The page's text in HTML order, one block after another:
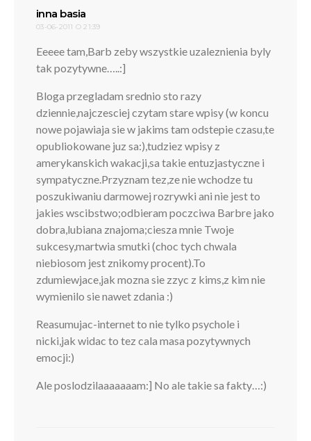
inna basia
03-06-2011 O 21:39
Eeeee tam,Barb zeby wszystkie uzaleznienia byly
tak pozytywne…..:]
Bloga przegladam srednio sto razy
dziennie,najczesciej czytam stare wpisy (w koncu
nowe pojawiaja sie w jakims tam odstepie czasu,te
opubliokowane juz sa:),tudziez wpisy z
amerykanskich wakacji,sa takie entuzjastyczne i
sympatyczne.Przyznam tez,ze nie wchodze tu
poszukiwaniu darmowej rozrywki ani nie jest to
jakies wscibstwo;odbieram poczciwa Barbre jako
dobra,lubiana znajoma;ciesza mnie Twoje
sukcesy,martwia smutki (choc tych chwala
niebiosom jest znikomy procent).To
zdumiewjace,jak mozna sie zzyc z kims,z kim nie
wymienilo sie nawet zdania :)
Reasumujac-internet to nie tylko psychole i
nicki,jak widac to tez cala masa pozytywnych
emocji:)
Ale poslodzilaaaaaaam:] No ale takie sa fakty…:)